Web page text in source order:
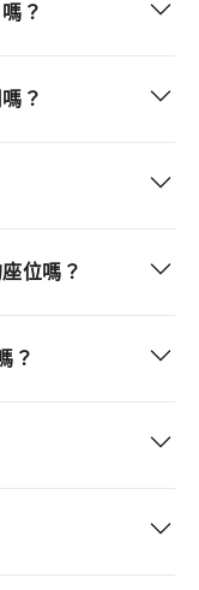
？
？
位嗎？
？